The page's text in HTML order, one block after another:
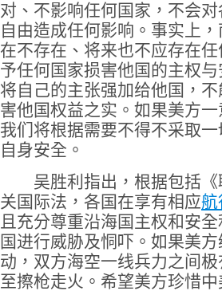
对、不影响任何国家，不会
自由造成任何影响。事实上
在不存在、将来也不应存在
予任何国家损害他国的主权
将自己的主张强加给他国，
害他国权益之实。如果美方
我们将根据需要不得不采取
自身安全。
吴胜利指出，根据包括《
关国际法，各国在享有相应航
且充分尊重沿海国主权和安
国进行威胁及恫吓。如果美
动，双方海空一线兵力之间
至擦枪走火。希望美方珍惜